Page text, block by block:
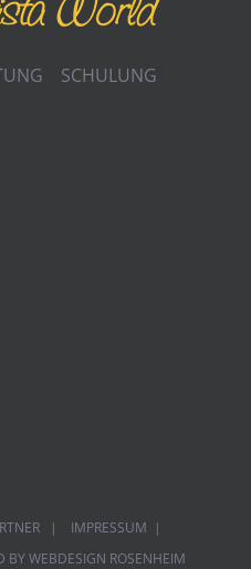
SCHULUNG
| IMPRESSUM |
BYWEBDESIGN ROSENHEIM